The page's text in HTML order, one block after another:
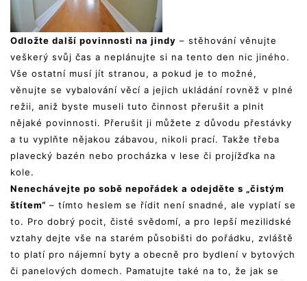
Odložte další povinnosti na jindy – stěhování věnujte
veškerý svůj čas a neplánujte si na tento den nic jiného.
Vše ostatní musí jít stranou, a pokud je to možné,
věnujte se vybalování věcí a jejich ukládání rovněž v plné
režii, aniž byste museli tuto činnost přerušit a plnit
nějaké povinnosti. Přerušit ji můžete z důvodu přestávky
a tu vyplňte nějakou zábavou, nikoli prací. Takže třeba
plavecký bazén nebo procházka v lese či projížďka na
kole.
Nenechávejte po sobě nepořádek a odejděte s „čistým
štítem“ – tímto heslem se řídit není snadné, ale vyplatí se
to. Pro dobrý pocit, čisté svědomí, a pro lepší mezilidské
vztahy dejte vše na starém působišti do pořádku, zvláště
to platí pro nájemní byty a obecně pro bydlení v bytových
či panelových domech. Pamatujte také na to, že jak se